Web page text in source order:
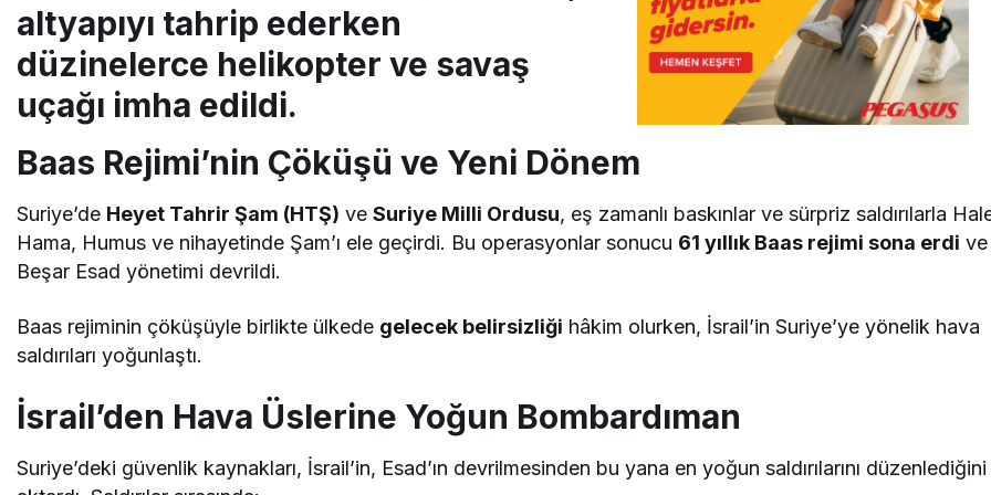
altyapıyı tahrip ederken
düzinelerce helikopter ve savaş
uçağı imha edildi.
Baas Rejimi’nin Çöküşü ve Yeni Dönem
Suriye’de Heyet Tahrir Şam (HTŞ) veSuriye Milli Ordusu, eş zamanlı baskınlar ve sürpriz saldırılarla
Hama, Humus ve nihayetinde Şam’ı ele geçirdi. Bu operasyonlar sonucu 61 yıllık Baas rejimi sona erdi ve
Beşar Esad yönetimi devrildi.
Baas rejiminin çöküşüyle birlikte ülkede gelecek belirsizliği hâkim olurken, İsrail’in Suriye’ye yönelik hava
saldırıları yoğunlaştı.
İsrail’den Hava Üslerine Yoğun Bombardıman
Suriye’deki güvenlik kaynakları, İsrail’in, Esad’ın devrilmesinden bu yana en yoğun saldırılarını düzenlediğini